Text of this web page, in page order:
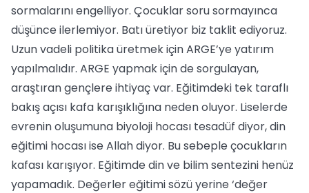
sormalarını engelliyor. Çocuklar soru sormayınca
düşünce ilerlemiyor. Batı üretiyor biz taklit ediyoruz.
Uzun vadeli politika üretmek için ARGE’ye yatırım
yapılmalıdır. ARGE yapmak için de sorgulayan,
araştıran gençlere ihtiyaç var. Eğitimdeki tek taraflı
bakış açısı kafa karışıklığına neden oluyor. Liselerde
evrenin oluşumuna biyoloji hocası tesadüf diyor, din
eğitimi hocası ise Allah diyor. Bu sebeple çocukların
kafası karışıyor. Eğitimde din ve bilim sentezini henüz
yapamadık. Değerler eğitimi sözü yerine ‘değer